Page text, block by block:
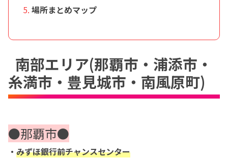
場所まとめマップ
南部エリア(那覇市・浦添市・
糸満市・豊見城市・南風原町)
●那覇市●
・ みずほ銀行前チャンスセンター